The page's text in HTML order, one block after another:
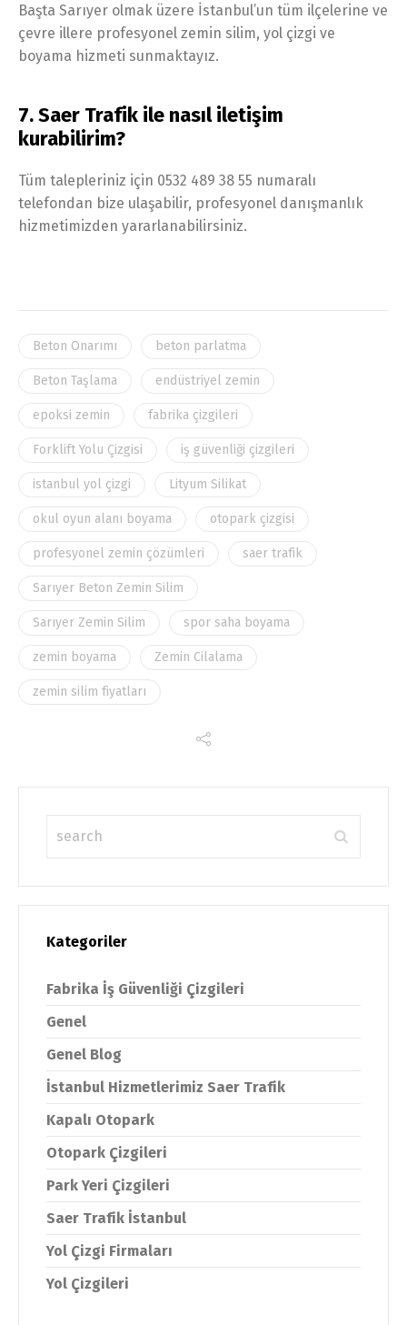
Başta Sarıyer olmak üzere İstanbul’un tüm ilçelerine ve
çevre illere profesyonel zemin silim, yol çizgi ve
boyama hizmeti sunmaktayız.
7. Saer Trafik ile nasıl iletişim
kurabilirim?
Tüm talepleriniz için 0532 489 38 55 numaralı
telefondan bize ulaşabilir, profesyonel danışmanlık
hizmetimizden yararlanabilirsiniz.
Beton Onarımı beton parlatma
Beton Taşlama endüstriyel zemin
epoksi zemin fabrika çizgileri
Forklift Yolu Çizgisi iş güvenliği çizgileri
istanbul yol çizgi Lityum Silikat
okul oyun alanı boyama otopark çizgisi
profesyonel zemin çözümleri saer trafik
Sarıyer Beton Zemin Silim
Sarıyer Zemin Silim spor saha boyama
zemin boyama Zemin Cilalama
zemin silim fiyatları
Kategoriler
Fabrika İş Güvenliği Çizgileri
Genel
Genel Blog
İstanbul Hizmetlerimiz Saer Trafik
Kapalı Otopark
Otopark Çizgileri
Park Yeri Çizgileri
Saer Trafik İstanbul
Yol Çizgi Firmaları
Yol Çizgileri